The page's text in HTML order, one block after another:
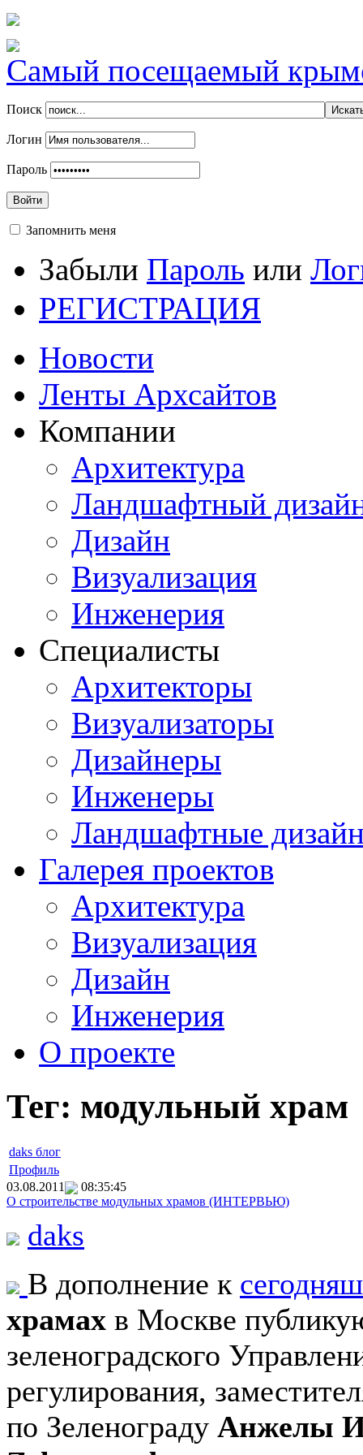
Самый посещаемый
Поиск
Логин
Пароль
Войти
Запомнить меня
Забыли Пароль или
РЕГИСТРАЦИЯ
Новости
Ленты Архсайтов
Компании
Архитектура
Ландшафтный
Дизайн
Визуализация
Инженерия
Специалисты
Архитекторы
Визуализаторы
Дизайнеры
Инженеры
Ландшафтные
Галерея проектов
Архитектура
Визуализация
Дизайн
Инженерия
О проекте
Тег: модульный храм
daks блог
Профиль
03.08.2011
08:35:45
О строительстве модульных храмов (ИНТЕРВЬЮ)
daks
В дополнение к
храмах в Москве
зеленоградского
регулирования,
по Зеленограду Анжелы